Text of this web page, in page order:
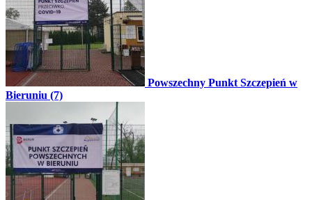
Powszechny Punkt Szczepień w
Bieruniu (7)